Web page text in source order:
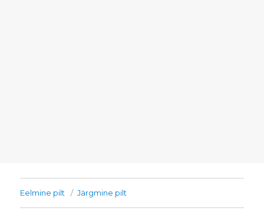
Eelmine pilt Järgmine pilt